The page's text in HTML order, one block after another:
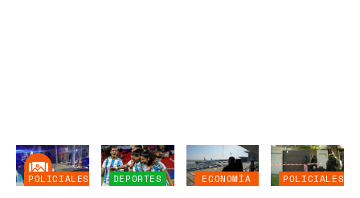
POLICIALES DEPORTES
ECONOMÍA
POLICIALES